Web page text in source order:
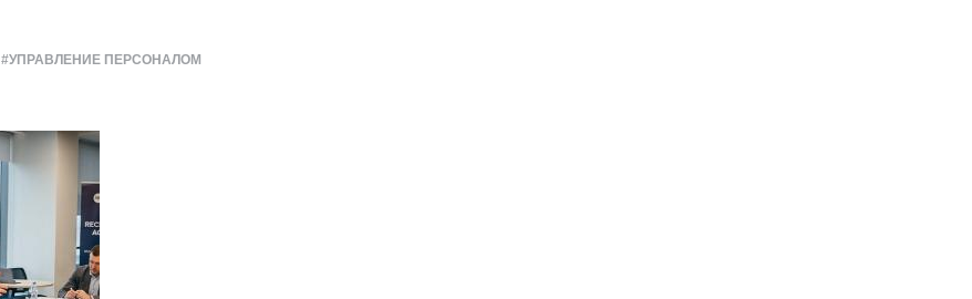
#УПРАВЛЕНИЕ ПЕРСОНАЛОМ